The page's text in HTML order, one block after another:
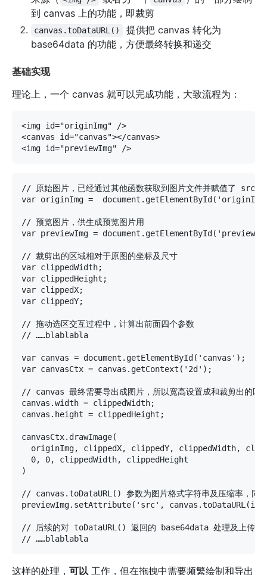
到 canvas 上的功能，即裁剪
canvas.toDataURL()
提供把 canvas 转化为
base64data 的功能，方便最终转换和递交
基础实现
理论上，一个 canvas 就可以完成功能，大致流程为：
<img id="originImg" />
<canvas id="canvas"></canvas>
// 原始图片，已经通过其他函数获取到图片文件并赋值了 src
var originImg =
// 预览图片，供生成预览图片用
var previewImg =
// 裁剪出的区域相对于原图的坐标及尺寸
var clippedWidth;
var clippedHeight;
var clippedX;
var clippedY;
// 拖动选区交互过程中，计算出前面四个参数
// ……blablabla
var canvas = document.getElementById('canvas');
var canvasCtx = canvas.getContext('2d');
// canvas 最终需要导出成图片，所以宽高设置成和裁剪出的区
canvas.width = clippedWidth;
canvas.height = clippedHeight;
canvasCtx.drawImage(
originImg, clippedX, clippedY, clippedWidth,
  0, 0, clippedWidth, clippedHeight
)
// canvas.toDataURL() 参数为图片格式字符串及压缩率，同
previewImg.setAttribute('src',
// 后续的对 toDataURL() 返回的 base64data 处理及上传等
这样的处理， 可以 工作，但在拖拽中需要频繁绘制和导出